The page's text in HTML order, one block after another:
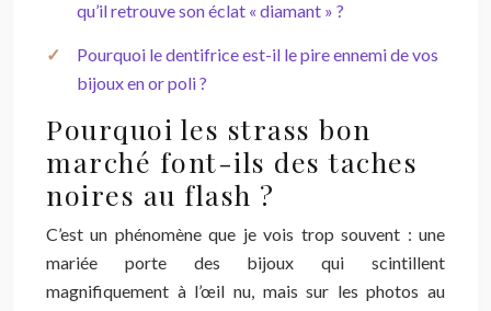
qu’il retrouve son éclat « diamant » ?
Pourquoi le dentifrice est-il le pire ennemi de vos
bijoux en or poli ?
Pourquoi les strass bon
marché font-ils des taches
noires au flash ?
C’est un phénomène que je vois trop souvent : une
mariée porte des bijoux qui scintillent
magnifiquement à l’œil nu, mais sur les photos au